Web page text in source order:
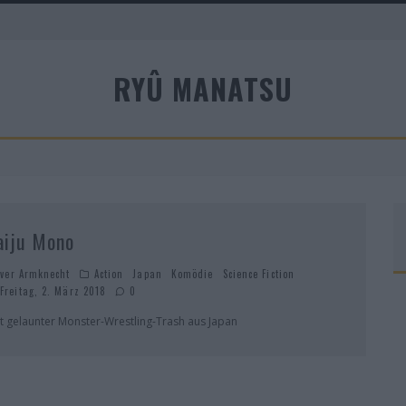
RYÛ MANATSU
Mono
Armknecht Action Japan Komödie
Science Fiction
Freitag, 2. März 2018
0
gelaunter Monster-Wrestling-Trash aus Japan